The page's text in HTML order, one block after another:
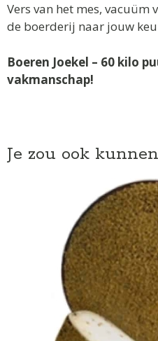
Vers van het mes, vacuüm
de boerderij naar jouw
Boeren Joekel – 60 kilo
vakmanschap!
Je zou ook